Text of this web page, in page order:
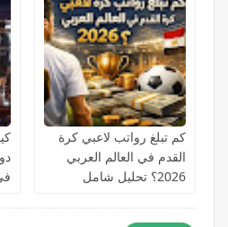
كم تبلغ رواتب لاعبي كرة
القدم في العالم العربي
2026؟ تحليل شامل